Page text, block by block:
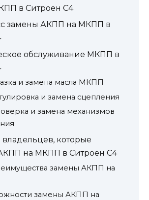
в Ситроен С4
замены АКПП на МКПП в
обслуживание МКПП в
и замена масла МКПП
и замена сцепления
и замена механизмов
которые
на МКПП в Ситроен С4
замены АКПП на
замены АКПП на